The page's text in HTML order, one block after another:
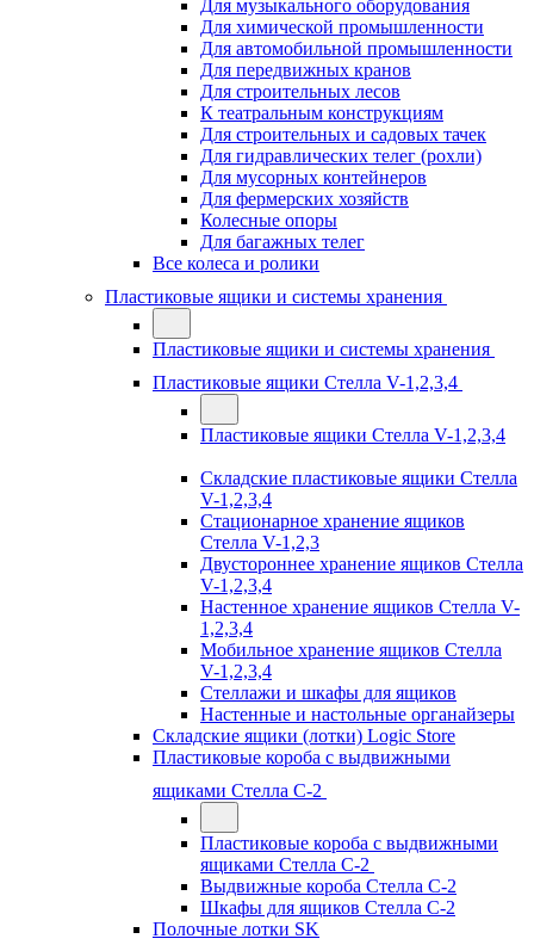
Для музыкального оборудования
Для химической промышленности
Для автомобильной промышленности
Для передвижных кранов
Для строительных лесов
К театральным конструкциям
Для строительных и садовых тачек
Для гидравлических телег (рохли)
Для мусорных контейнеров
Для фермерских хозяйств
Колесные опоры
Для багажных телег
Все колеса и ролики
Пластиковые ящики и системы хранения
Пластиковые ящики и системы хранения
Пластиковые ящики Стелла V-1,2,3,4
Пластиковые ящики Стелла V-1,2,3,4
Складские пластиковые ящики Стелла
V-1,2,3,4
Стационарное хранение ящиков
Стелла V-1,2,3
Двустороннее хранение ящиков Стелла
V-1,2,3,4
Настенное хранение ящиков Стелла V-
1,2,3,4
Мобильное хранение ящиков Стелла
V-1,2,3,4
Стеллажи и шкафы для ящиков
Настенные и настольные органайзеры
Складские ящики (лотки) Logiс Store
Пластиковые короба с выдвижными
ящиками Стелла С-2
Пластиковые короба с выдвижными
ящиками Стелла С-2
Выдвижные короба Стелла С-2
Шкафы для ящиков Стелла С-2
Полочные лотки SK